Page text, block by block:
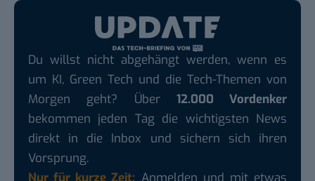
Du willst nicht abgehängt werden, wenn es
um KI, Green Tech und die Tech-Themen von
Morgen geht? Über 12.000 Vordenker
bekommen jeden Tag die wichtigsten News
direkt in die Inbox und sichern sich ihren
Vorsprung.
Nur für kurze Zeit: Anmelden und mit etwas